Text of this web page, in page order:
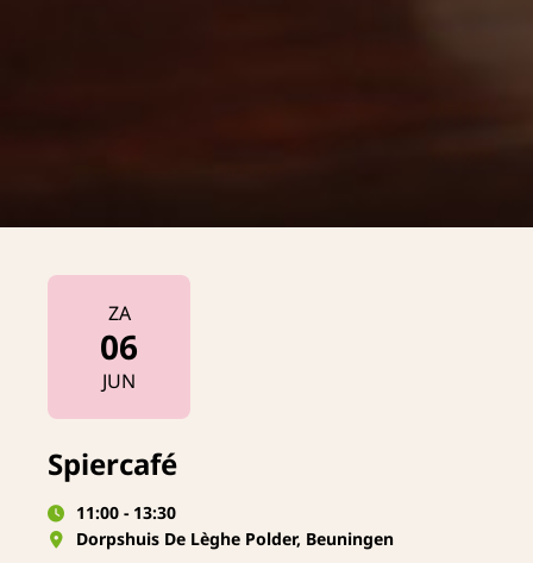
ZA
06
JUN
2026
Spiercafé
11:00 - 13:30
Dorpshuis De Lèghe Polder, Beuningen